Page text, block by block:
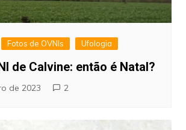
Fotos de OVNIs Ufologia
de Calvine: então é Natal?
de 2023 2